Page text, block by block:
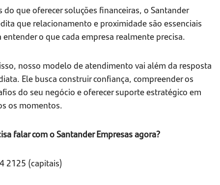
do que oferecer soluções financeiras, o Santander
que relacionamento e proximidade são essenciais
entender o que cada empresa realmente precisa.
nosso modelo de atendimento vai além da resposta
Ele busca construir confiança, compreender os
do seu negócio e oferecer suporte estratégico em
os momentos.
falar com o Santander Empresas agora?
2125 (capitais)